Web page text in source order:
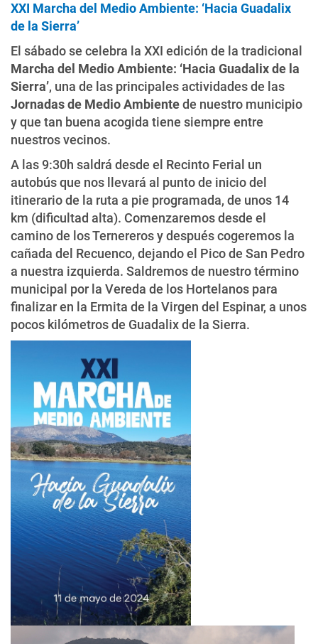
XXI Marcha del Medio Ambiente: ‘Hacia Guadalix
de la Sierra’
El sábado se celebra la XXI edición de la tradicional
Marcha del Medio Ambiente: ‘Hacia Guadalix de la
Sierra’, una de las principales actividades de las
Jornadas de Medio Ambientede nuestro municipio
y que tan buena acogida tiene siempre entre
nuestros vecinos.
A las 9:30h saldrá desde el Recinto Ferial un
autobús que nos llevará al punto de inicio del
itinerario de la ruta a pie programada, de unos 14
km (dificultad alta). Comenzaremos desde el
camino de los Ternereros y después cogeremos la
cañada del Recuenco, dejando el Pico de San Pedro
a nuestra izquierda. Saldremos de nuestro término
municipal por la Vereda de los Hortelanos para
finalizar en la Ermita de la Virgen del Espinar, a unos
pocos kilómetros de Guadalix de la Sierra.